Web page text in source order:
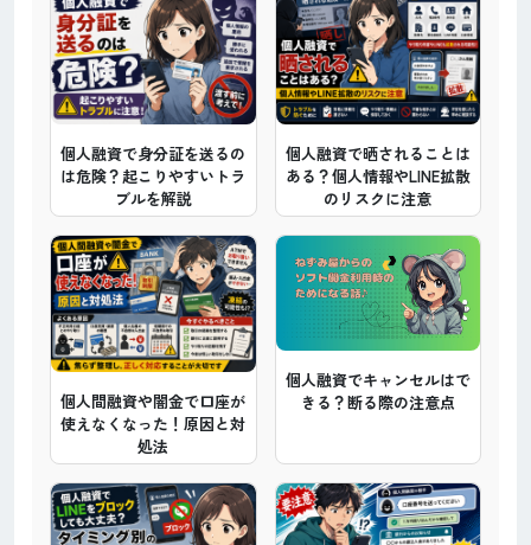
個人融資で身分証を送るの
は危険？起こりやすいトラ
ブルを解説
個人融資で晒されることは
ある？個人情報やLINE拡散
のリスクに注意
個人間融資や闇金で口座が
使えなくなった！原因と対
処法
個人融資でキャンセルはで
きる？断る際の注意点